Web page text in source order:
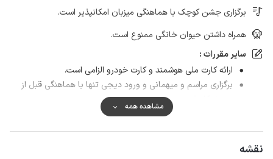
برگزاری جشن کوچک با هماهنگی میزبان امکانپذیر است.
همراه داشتن حیوان خانگی ممنوع است.
سایر مقررات :
ارائه کارت ملی هوشمند و کارت خودرو الزامی است.
برگزاری مراسم و میهمانی و ورود دیجی تنها با هماهنگی قبل از
رزرو امکانپذیر می باشد.
استفاده از استخر با لباس شخصی امکانپذیر نیست .
درصورت عدم رعایت نظافت اقامتگاه توسط میهمانان درزمان
مشاهده همه
نقشه